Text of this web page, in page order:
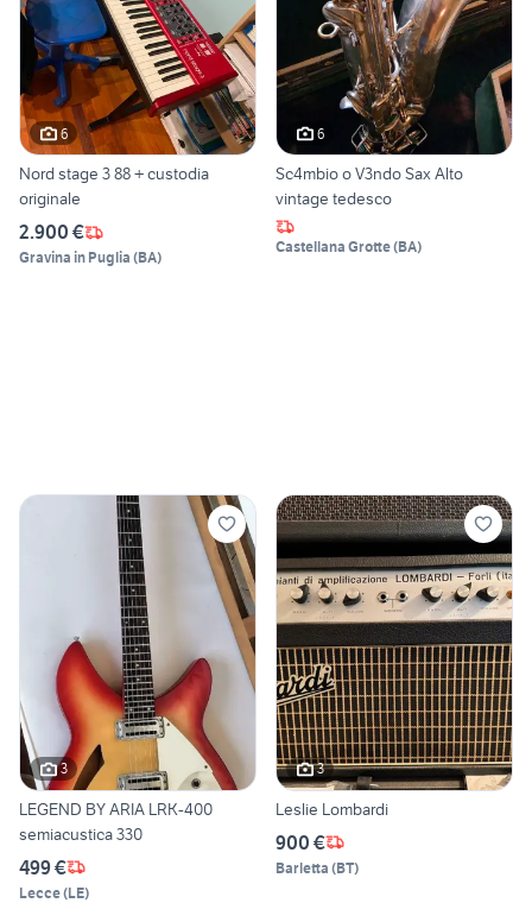
6
Nord stage 3 88 + custodia
originale
2.900 €
Gravina in Puglia (BA)
6
Sc4mbio o V3ndo Sax Alto
vintage tedesco
Castellana Grotte(BA)
3
LEGEND BY ARIA LRK-400
semiacustica 330
499 €
Lecce(LE)
3
Leslie Lombardi
900 €
Barletta (BT)